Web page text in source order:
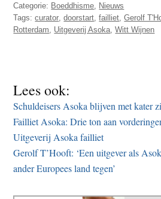
Categorie: Boeddhisme Nieuws
Tags:curator ,doorstart ,failliet ,Gerolf
Rotterdam
Uitgeverij Asoka ,Witt Wijnen
Lees ook:
Schuldeisers Asoka blijven met kater
Failliet Asoka: Drie ton aan
Uitgeverij Asoka failliet
Gerolf T’Hooft: ‘Een uitgever als
ander Europees land tegen’